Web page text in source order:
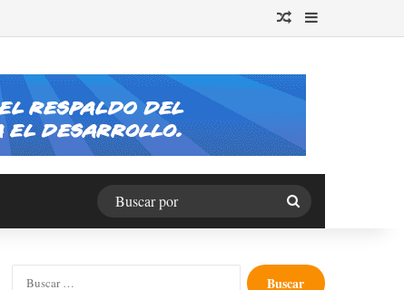
Publicación al azar
Barra lateral
Buscar
por
Buscar: